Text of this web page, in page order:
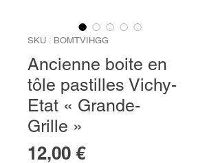
SKU : BOMTVIHGG
Ancienne boite en
tôle pastilles Vichy-
Etat « Grande-
Grille »
12,00 €Prix